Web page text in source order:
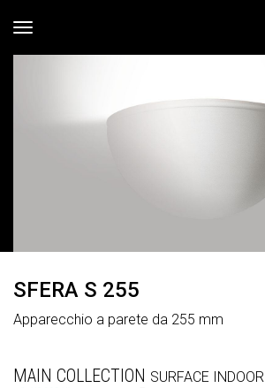
Toggle navigation
SFERA S 255
Apparecchio a parete da 255 mm
MAIN COLLECTION SURFACE INDOOR